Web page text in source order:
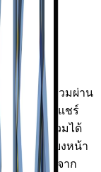
อมูลที่รวบรวมผ่าน
สำหรับการแชร์
ต่อที่รวบรวมได้
เหลือเพียงหน้า
ไม่มีข้อมูลจาก